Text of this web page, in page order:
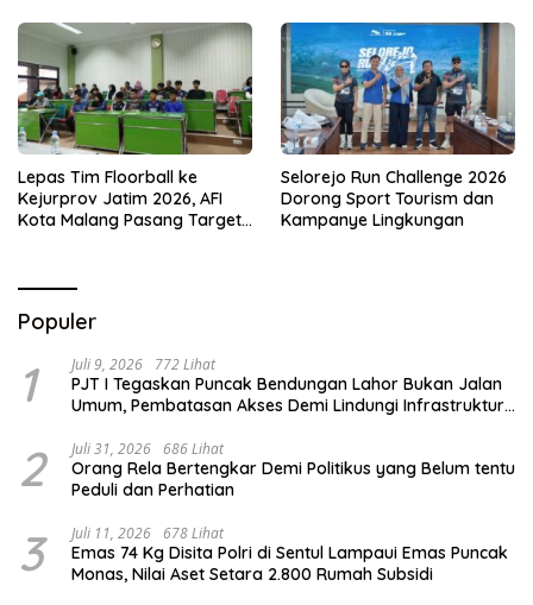
Lepas Tim Floorball ke
Kejurprov Jatim 2026, AFI
Kota Malang Pasang Target
Selorejo Run Challenge 2026
Dorong Sport Tourism dan
Kampanye Lingkungan
Populer
1 Juli 9, 2026 772 Lihat
PJT I Tegaskan Puncak Bendungan Lahor Bukan Jalan
Umum, Pembatasan Akses Demi Lindungi Infrastruktur
2 Juli 31, 2026 686 Lihat
Orang Rela Bertengkar Demi Politikus yang Belum tentu
Peduli dan Perhatian
3 Juli 11, 2026 678 Lihat
Emas 74 Kg Disita Polri di Sentul Lampaui Emas Puncak
Monas, Nilai Aset Setara 2.800 Rumah Subsidi